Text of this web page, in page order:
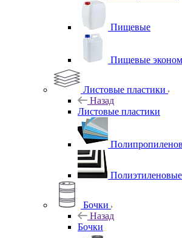
Пищевые
Пищевые эконом
Листовые пластики
Назад
Листовые пластики
Бочки
Назад
Бочки